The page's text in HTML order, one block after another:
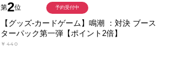
第2位
【グッズ-カードゲーム】鳴潮 ：対決 ブース
ターパック第一弾【ポイント2倍】
￥440
予約受付中